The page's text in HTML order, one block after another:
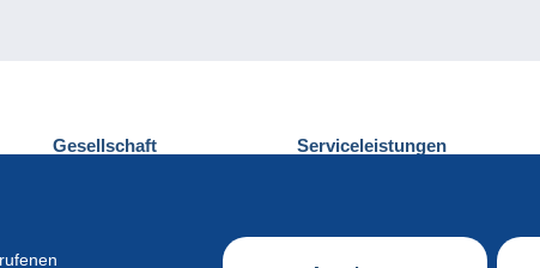
Gesellschaft Serviceleistungen